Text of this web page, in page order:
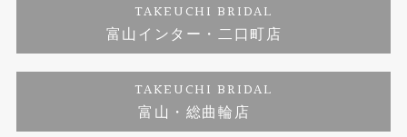
福井指輪工房｜手作り結婚指輪 and 婚約指輪
福井工房｜手作り婚約指輪プロポーズプラン
TAKEUCHI BRIDAL
富山インター・二口町店
TAKEUCHI BRIDAL
富山・総曲輪店